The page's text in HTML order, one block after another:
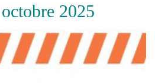
octobre 2025